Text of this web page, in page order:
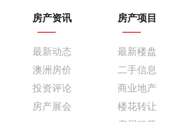
房产资讯
最新动态
澳洲房价
投资评论
房产展会
房产项目
最新楼盘
二手信息
商业地产
楼花转让